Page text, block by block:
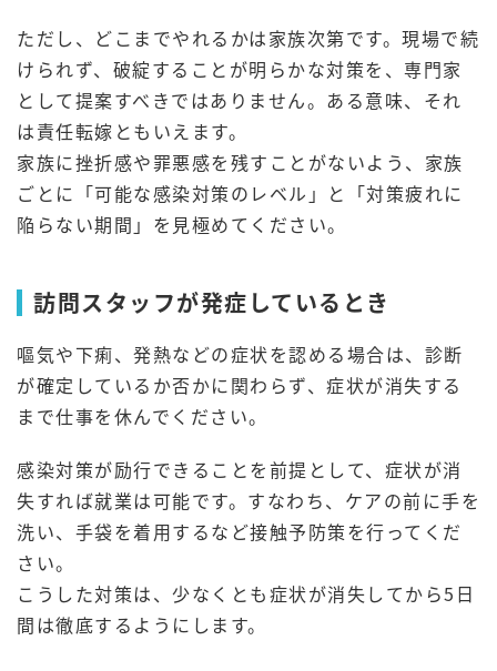
ただし、どこまでやれるかは家族次第です。現場で続
けられず、破綻することが明らかな対策を、専門家
として提案すべきではありません。ある意味、それ
は責任転嫁ともいえます。
家族に挫折感や罪悪感を残すことがないよう、家族
ごとに「可能な感染対策のレベル」と「対策疲れに
陥らない期間」を見極めてください。
訪問スタッフが発症しているとき
嘔気や下痢、発熱などの症状を認める場合は、診断
が確定しているか否かに関わらず、症状が消失する
まで仕事を休んでください。
感染対策が励行できることを前提として、症状が消
失すれば就業は可能です。すなわち、ケアの前に手を
洗い、手袋を着用するなど接触予防策を行ってくだ
さい。
こうした対策は、少なくとも症状が消失してから5日
間は徹底するようにします。